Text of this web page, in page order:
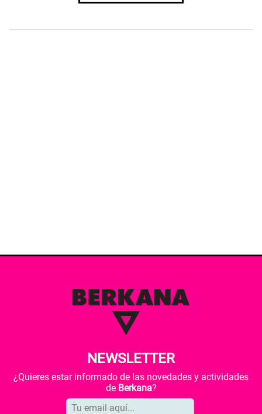
NEWSLETTER
¿Quieres estar informado de las novedades y actividades
de Berkana?